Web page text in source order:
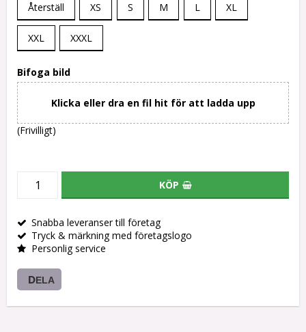
Återställ
XS S M L XL
XXL XXXL
Bifoga bild
Klicka eller dra en fil hit för att ladda upp
(Frivilligt)
KÖP
Snabba leveranser till företag
Tryck & märkning med företagslogo
Personlig service
DELA